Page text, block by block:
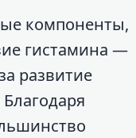
компоненты,
гистамина —
развитие